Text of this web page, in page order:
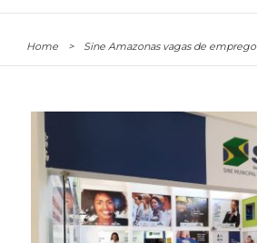
Home > Sine Amazonas vagas de emprego